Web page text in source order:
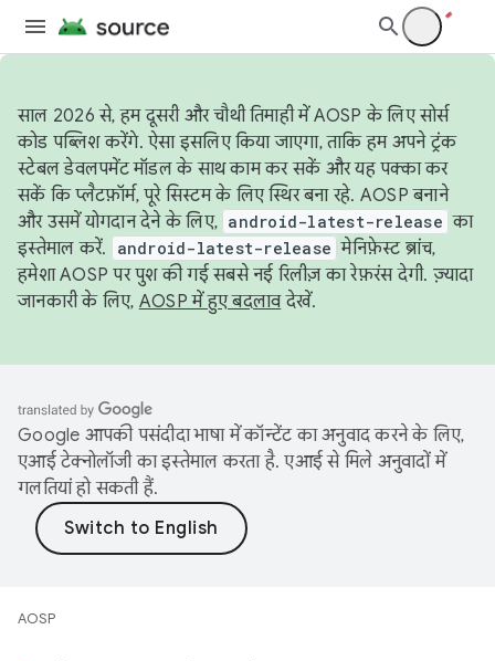
साल 2026 से, हम दूसरी और चौथी तिमाही में AOSP के लिए सोर्स
कोड पब्लिश करेंगे. ऐसा इसलिए किया जाएगा, ताकि हम अपने ट्रंक
स्टेबल डेवलपमेंट मॉडल के साथ काम कर सकें और यह पक्का कर
सकें कि प्लैटफ़ॉर्म, पूरे सिस्टम के लिए स्थिर बना रहे. AOSP बनाने
और उसमें योगदान देने के लिए, android-latest-release का
इस्तेमाल करें.
android-latest-release मेनिफ़ेस्ट ब्रांच,
हमेशा AOSP पर पुश की गई सबसे नई रिलीज़ का रेफ़रंस देगी. ज़्यादा
जानकारी के लिए, AOSP में हुए बदलावदेखें.
Google आपकी पसंदीदा भाषा में कॉन्टेंट का अनुवाद करने के लिए,
एआई टेक्नोलॉजी का इस्तेमाल करता है. एआई से मिले अनुवादों में
गलतियां हो सकती हैं.
AOSP